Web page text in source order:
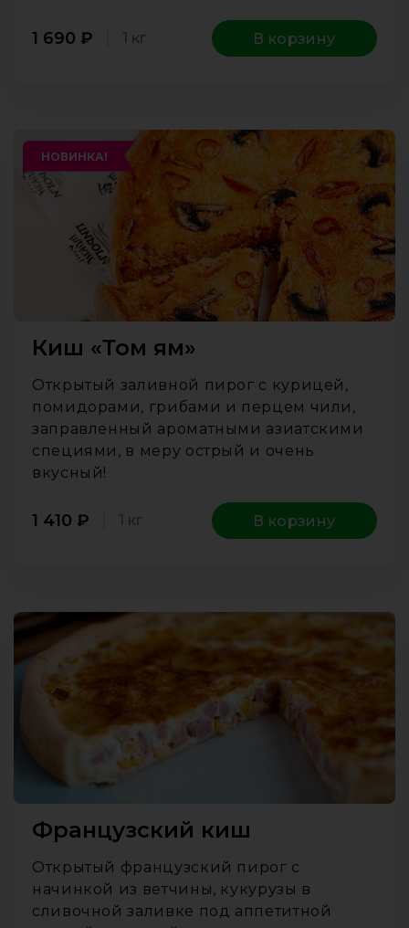
1 690 ₽ 1 кг В корзину
НОВИНКА!
Киш «Том ям»
Открытый заливной пирог с курицей,
помидорами, грибами и перцем чили,
заправленный ароматными азиатскими
специями, в меру острый и очень
вкусный!
1 410 ₽ 1 кг В корзину
Французский киш
Открытый французский пирог с
начинкой из ветчины, кукурузы в
сливочной заливке под аппетитной